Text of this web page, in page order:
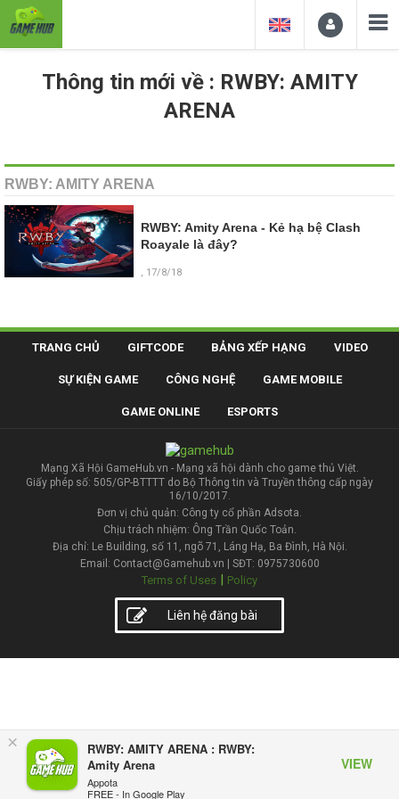
×
RWBY: AMITY ARENA : RWBY:
Amity Arena
Appota
FREE - In Google Play
VIEW
Thông tin mới về : RWBY: AMITY
ARENA
RWBY: AMITY ARENA
RWBY: Amity Arena - Kẻ hạ bệ Clash
Roayale là đây?
, 17/8/18
TRANG CHỦ GIFTCODE BẢNG XẾP HẠNG VIDEO
SỰ KIỆN GAME CÔNG NGHỆ GAME MOBILE
GAME ONLINE ESPORTS
Mạng Xã Hội GameHub.vn - Mạng xã hội dành cho game thủ Việt.
Giấy phép số: 505/GP-BTTTT do Bộ Thông tin và Truyền thông cấp ngày
16/10/2017.
Đơn vị chủ quản: Công ty cổ phần Adsota.
Chịu trách nhiệm: Ông Trần Quốc Toản.
Địa chỉ: Le Building, số 11, ngõ 71, Láng Hạ, Ba Đình, Hà Nội.
Email: Contact@Gamehub.vn | SĐT: 0975730600
Terms of Uses | Policy
Liên hệ đăng bài